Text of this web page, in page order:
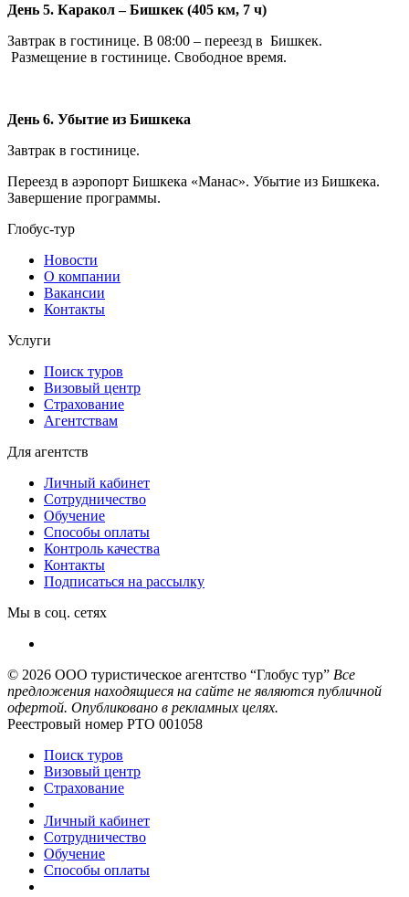
День 5. Каракол – Бишкек (405 км, 7 ч)
Завтрак в гостинице. В 08:00 – переезд в Бишкек.
Размещение в гостинице. Свободное время.
День 6. Убытие из Бишкека
Завтрак в гостинице.
Переезд в аэропорт Бишкека «Манас». Убытие из Бишкека.
Завершение программы.
Глобус-тур
Новости
О компании
Вакансии
Контакты
Услуги
Поиск туров
Визовый центр
Страхование
Агентствам
Для агентств
Личный кабинет
Сотрудничество
Обучение
Способы оплаты
Контроль качества
Контакты
Подписаться на рассылку
Мы в соц. сетях
© 2026 ООО туристическое агентство “Глобус тур” Все
предложения находящиеся на сайте не являются публичной
офертой. Опубликовано в рекламных целях.
Реестровый номер РТО 001058
Поиск туров
Визовый центр
Страхование
Личный кабинет
Сотрудничество
Обучение
Способы оплаты